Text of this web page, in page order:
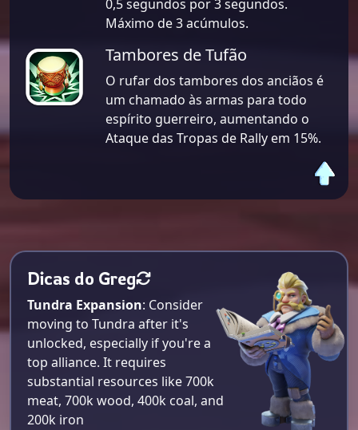
0,5 segundos por 3 segundos.
Máximo de 3 acúmulos.
Tambores de Tufão
O rufar dos tambores dos anciãos é
um chamado às armas para todo
espírito guerreiro, aumentando o
Ataque das Tropas de Rally em 15%.
Dicas do Greg
Tundra Expansion: Consider
moving to Tundra after it's
unlocked, especially if you're a
top alliance. It requires
substantial resources like 700k
meat, 700k wood, 400k coal, and
200k iron​